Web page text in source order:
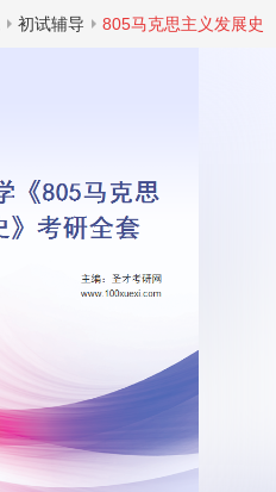
初试辅导 805马克思主义发展史